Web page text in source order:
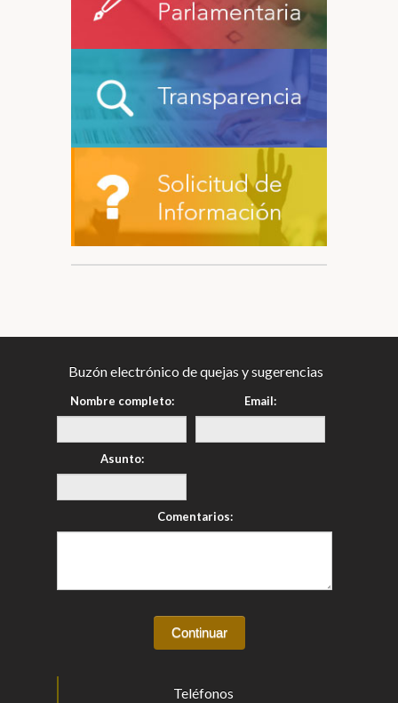
Buzón electrónico de quejas y sugerencias
Nombre completo: Email:
Asunto:
Comentarios:
Teléfonos